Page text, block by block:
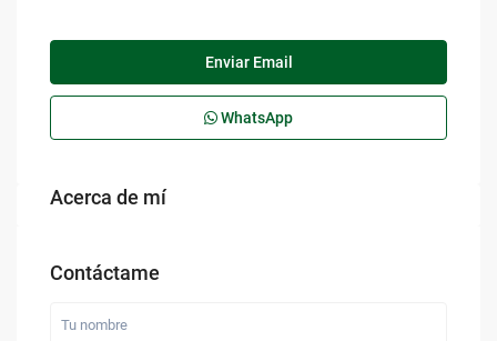
Enviar Email
WhatsApp
Acerca de mí
Contáctame